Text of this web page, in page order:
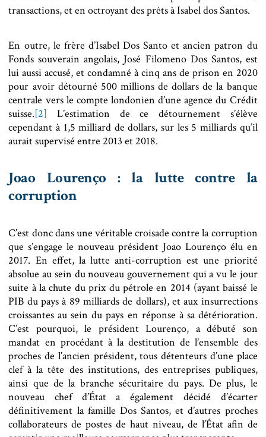
transactions, et en octroyant des prêts à Isabel dos Santos.
En outre, le frère d’Isabel Dos Santo et ancien patron du
Fonds souverain angolais, José Filomeno Dos Santos, est
lui aussi accusé, et condamné à cinq ans de prison en 2020
pour avoir détourné 500 millions de dollars de la banque
centrale vers le compte londonien d’une agence du Crédit
suisse.[2] L’estimation de ce détournement s’élève
cependant à 1,5 milliard de dollars, sur les 5 milliards qu’il
aurait supervisé entre 2013 et 2018.
Joao Lourenço : la lutte contre la
corruption
C’est donc dans une véritable croisade contre la corruption
que s’engage le nouveau président Joao Lourenço élu en
2017. En effet, la lutte anti-corruption est une priorité
absolue au sein du nouveau gouvernement qui a vu le jour
suite à la chute du prix du pétrole en 2014 (ayant baissé le
PIB du pays à 89 milliards de dollars), et aux insurrections
croissantes au sein du pays en réponse à sa détérioration.
C’est pourquoi, le président Lourenço, a débuté son
mandat en procédant à la destitution de l’ensemble des
proches de l’ancien président, tous détenteurs d’une place
clef à la tête des institutions, des entreprises publiques,
ainsi que de la branche sécuritaire du pays. De plus, le
nouveau chef d’État a également décidé d’écarter
définitivement la famille Dos Santos, et d’autres proches
collaborateurs de postes de haut niveau, de l’État afin de